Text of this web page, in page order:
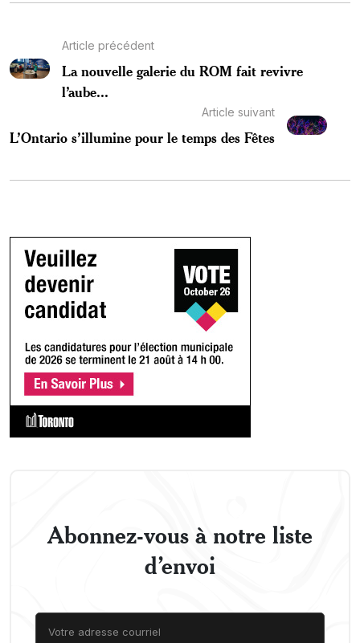
Article précédent
La nouvelle galerie du ROM fait revivre
l’aube...
Article suivant
L’Ontario s’illumine pour le temps des Fêtes
Abonnez-vous à notre liste
d’envoi